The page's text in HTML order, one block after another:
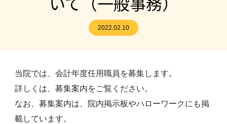
2022.02.10
当院では、会計年度任用職員を募集します。
詳しくは、募集案内をご覧ください。
なお、募集案内は、院内掲示板やハローワークにも掲
載しています。